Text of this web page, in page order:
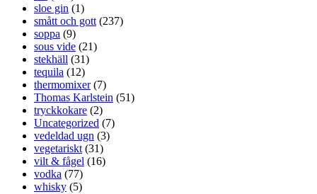
sloe gin (1)
smått och gott (237)
soppa (9)
sous vide (21)
stekhäll (31)
tequila (12)
thermomixer(7)
Thomas Karlstein (51)
tryckkokare (2)
Uncategorized (7)
vedeldad ugn (3)
vegetariskt (31)
vilt & fågel (16)
vodka (77)
whisky (5)